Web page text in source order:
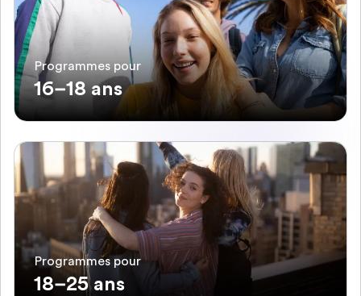
Programmes pour
16–18 ans
Programmes pour
18–25 ans